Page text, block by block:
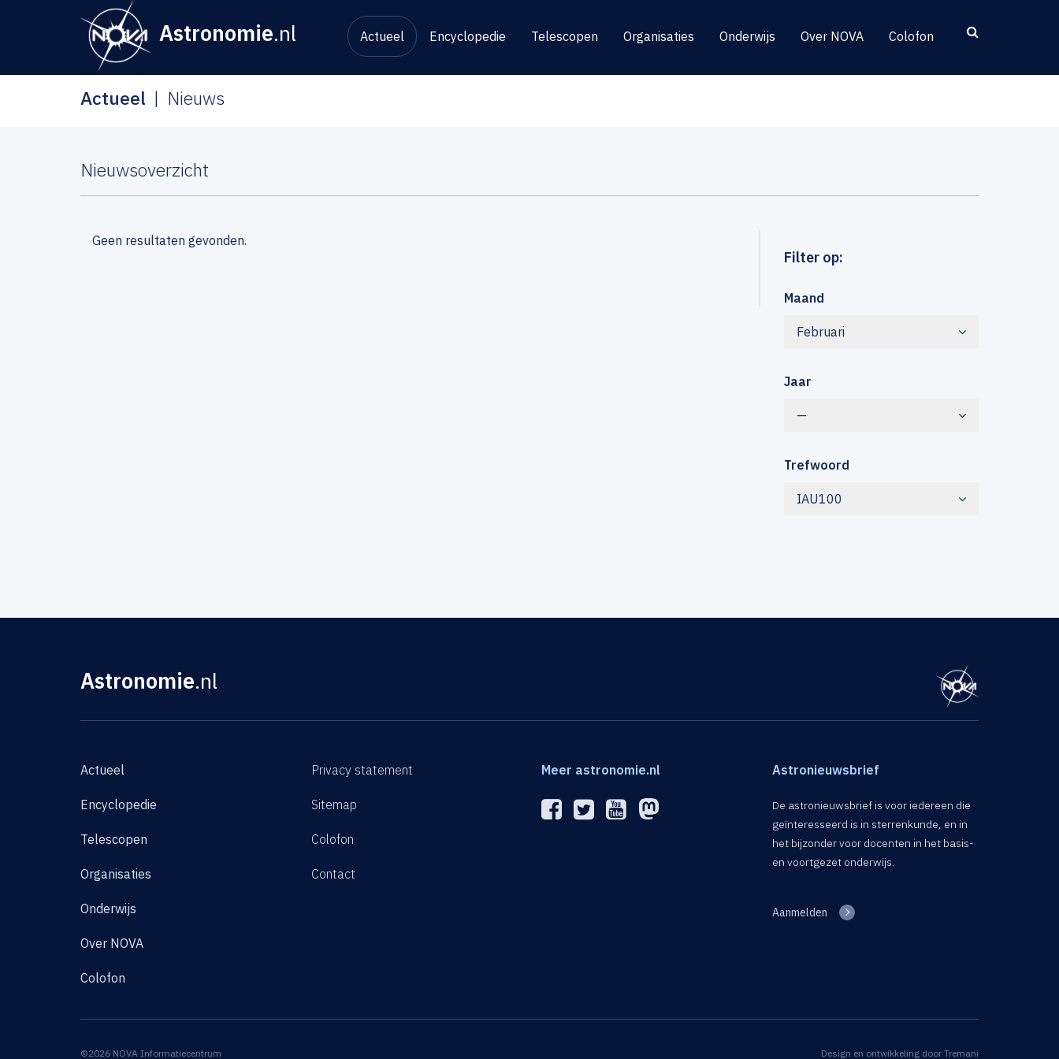
Astronomie.nl Actueel Encyclopedie Telescopen Organisaties Onderwijs Over NOVA Colofon
Actueel Nieuws
Nieuwsoverzicht
Filter op:
Maand
Februari
Jaar
—
Trefwoord
IAU100
Geen resultaten gevonden.
Astronomie.nl
Actueel
Encyclopedie
Telescopen
Organisaties
Onderwijs
Over NOVA
Colofon
Privacy statement
Sitemap
Colofon
Contact
Meer astronomie.nl Astronieuwsbrief
De astronieuwsbrief is voor iedereen die
geïnteresseerd is in sterrenkunde, en in
het bijzonder voor docenten in het basis-
en voortgezet onderwijs.
Aanmelden
©2026 NOVA Informatiecentrum Design en ontwikkeling door Tremani